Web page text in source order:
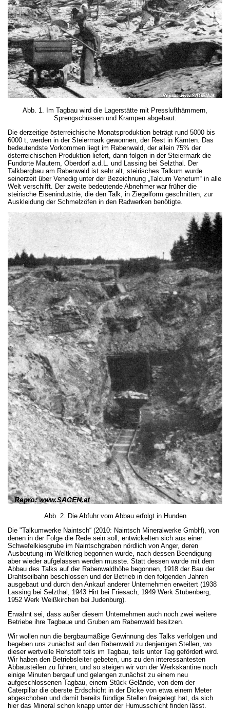
Abb. 1. Im Tagbau wird die Lagerstätte mit Presslufthämmern,
Sprengschüssen und Krampen abgebaut.
Die derzeitige österreichische Моnatsproduktion beträgt rund 5000 bis
6000 t, werden in der Steiermark gewonnen, der Rest in Kärnten. Das
bedeutendste Vorkommen liegt im Rabenwald, der allein 75% der
österreichischen Produktion liefert, dann folgen in der Steiermark die
Fundorte Mautern, Oberdorf a.d.L. und Lassing bei Selzthal. Der
Talkbergbau am Rabenwald ist sehr alt, steirisches Talkum wurde
seinerzeit über Venedig unter der Bezeichnung „Talcum Venetum“ in alle
Welt verschifft. Der zweite bedeutende Abnehmer war früher die
steirische Eisenindustrie, die den Talk, in Ziegelform geschnitten, zur
Auskleidung der Schmelzöfen in den Radwerken benötigte.
Abb. 2. Die Abfuhr vom Abbau erfolgt in Hunden
Die "Talkumwerke Naintsch“ (2010: Naintsch Mineralwerke GmbH), von
denen in der Folge die Rede sein soll, entwickelten sich aus einer
Schwefelkiesgrube im Naintschgraben nördlich von Anger, deren
Ausbeutung im Weltkrieg begonnen wurde, nach dessen Beendigung
aber wieder aufgelassen werden musste. Statt dessen wurde mit dem
Abbau des Talks auf der Rabenwaldhöhe begonnen, 1918 der Bau der
Drahtseilbahn beschlossen und der Betrieb in den folgenden Jahren
ausgebaut und durch den Ankauf anderer Unternehmen erweitert (1938
Lassing bei Selzthal, 1943 Hirt bei Friesach, 1949 Werk Stubenberg,
1952 Werk Weißkirchen bei Judenburg).
Erwähnt sei, dass außer diesem Unternehmen auch noch zwei weitere
Betriebe ihre Tagbaue und Gruben am Rabenwald besitzen.
Wir wollen nun die bergbaumäßige Gewinnung des Talks verfolgen und
begeben uns zunächst auf den Rabenwald zu denjenigen Stellen, wo
dieser wertvolle Rohstoff teils im Tagbau, teils unter Tag gefördert wird.
Wir haben den Betriebsleiter gebeten, uns zu den interessantesten
Abbausteilen zu führen, und so steigen wir von der Werkskantine noch
einige Minuten bergauf und gelangen zunächst zu einem neu
aufgeschlossenen Tagbau, einem Stück Gelände, von dem der
Caterpillar die oberste Erdschicht in der Dicke von etwa einem Meter
abgeschoben und damit bereits fündige Stellen freigelegt hat, da sich
hier das Mineral schon knapp unter der Humusschicht finden lässt.